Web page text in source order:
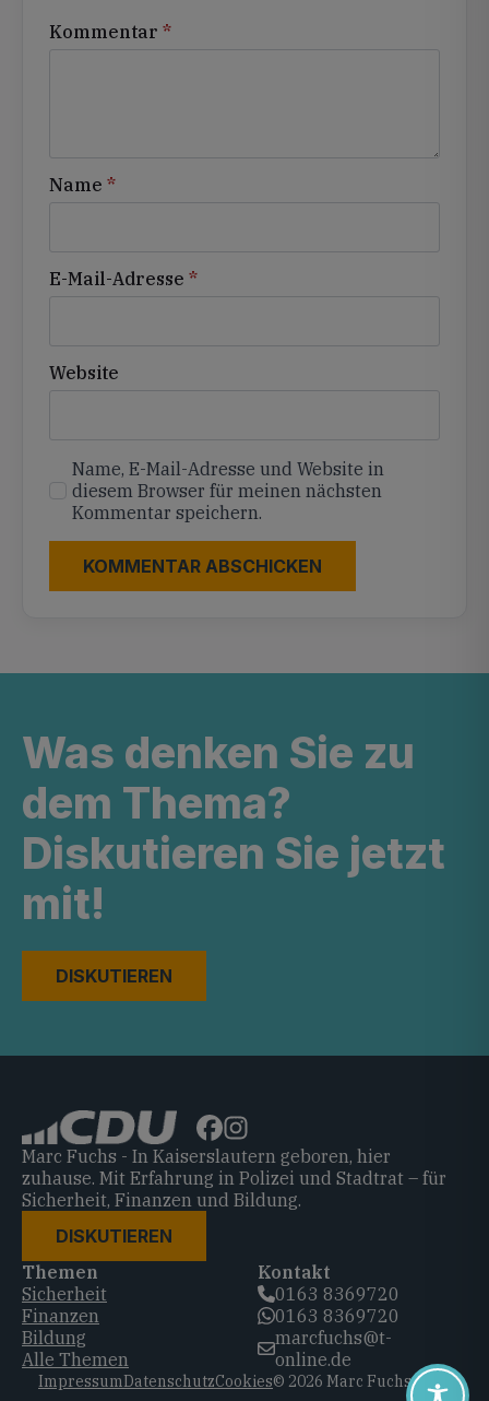
Kommentar *
Name *
E-Mail-Adresse *
Website
Name, E-Mail-Adresse und Website in
diesem Browser für meinen nächsten
Kommentar speichern.
Was denken Sie zu
dem Thema?
Diskutieren Sie jetzt
mit!
DISKUTIEREN
Marc Fuchs - In Kaiserslautern geboren, hier
zuhause. Mit Erfahrung in Polizei und Stadtrat – für
Sicherheit, Finanzen und Bildung.
DISKUTIEREN
Themen
Sicherheit
Finanzen
Bildung
Alle Themen
Kontakt
0163 8369720‬
0163 8369720‬
marcfuchs@t-
online.de
ImpressumDatenschutzCookies© 2026 Marc Fuchs, CDU